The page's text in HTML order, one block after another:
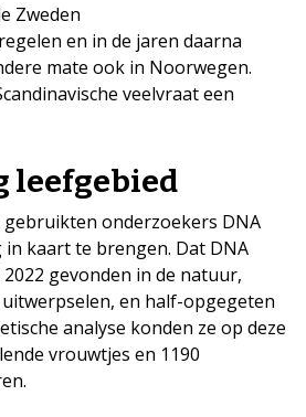
Zweden
en in de jaren daarna
mate ook in Noorwegen.
veelvraat een
leefgebied
onderzoekers DNA
kaart te brengen. Dat DNA
gevonden in de natuur,
en half-opgegeten
analyse konden ze op deze
vrouwtjes en 1190